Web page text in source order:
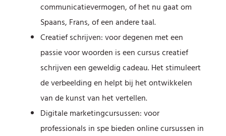
communicatievermogen, of het nu gaat om
Spaans, Frans, of een andere taal.
Creatief schrijven: voor degenen met een
passie voor woorden is een cursus creatief
schrijven een geweldig cadeau. Het stimuleert
de verbeelding en helpt bij het ontwikkelen
van de kunst van het vertellen.
Digitale marketingcursussen: voor
professionals in spe bieden online cursussen in